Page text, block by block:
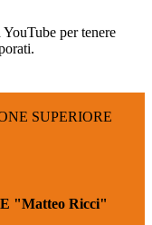
per tenere
SUPERIORE
"Matteo Ricci"